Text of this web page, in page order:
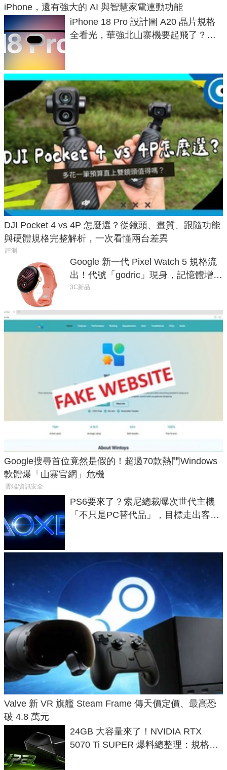
iPhone，還有強大的 AI 與智慧家電連動功能
iPhone 18 Pro 設計圖 A20 晶片規格
全看光，華強北山寨機要起飛了？專
DJI Pocket 4 vs 4P 怎麼選？從鏡頭、畫質、跟隨功能
與硬體規格完整解析，一次看懂兩台差異
評測
Google 新一代 Pixel Watch 5 規格流
出！代號「godric」現身，記憶體增強
鎖定 AI 應用
3C新品
Google搜尋首位竟然是假的！超過70款熱門Windows
軟體爆「山寨官網」危機
雲端/資訊安全
PS6要來了？索尼總裁曝次世代主機
「不只是PC替代品」，目標走出客
Valve 新 VR 旗艦 Steam Frame 傳天價定價、最高恐
破 4.8 萬元
24GB 大容量來了！NVIDIA RTX
5070 Ti SUPER 爆料總整理：規格、